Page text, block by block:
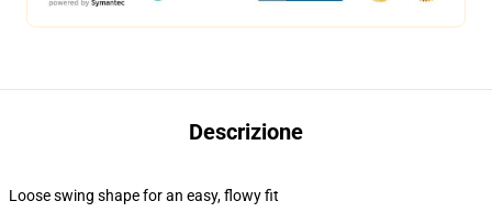
Descrizione
Loose swing shape for an easy, flowy fit